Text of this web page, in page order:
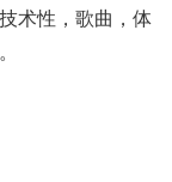
术性，歌曲，体